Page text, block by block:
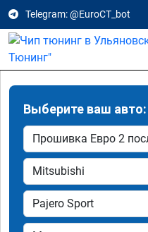
Telegram: @EuroCT_bot
Выберите ваш авто: